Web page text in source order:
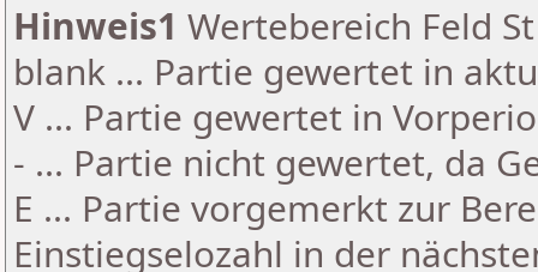
Hinweis1 Wertebereich Feld
blank ... Partie gewertet in
V ... Partie gewertet in
- ... Partie nicht gewertet, da
E ... Partie vorgemerkt zur
Einstiegselozahl in der